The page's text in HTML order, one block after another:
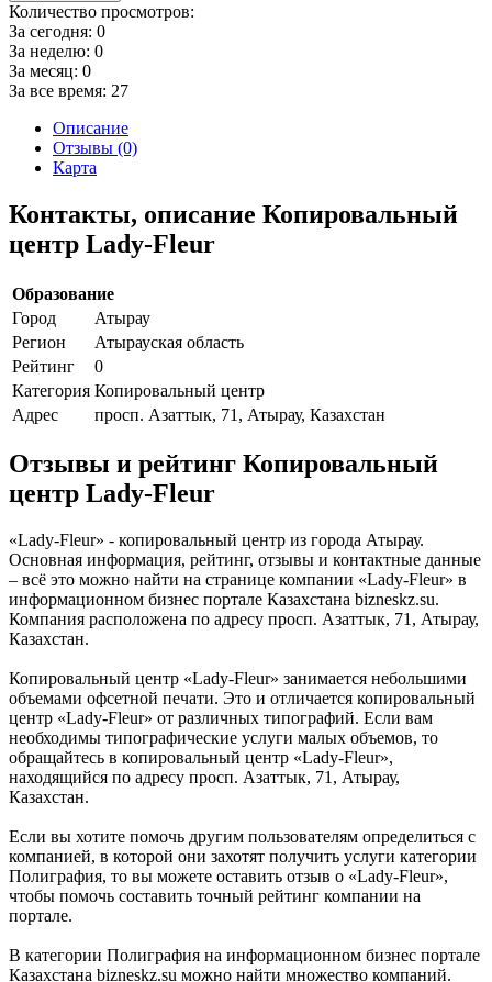
Количество просмотров:
За сегодня: 0
За неделю: 0
За месяц: 0
За все время: 27
Описание
Отзывы (0)
Карта
Контакты, описание Копировальный
центр Lady-Fleur
Образование
Город
Атырау
Регион
Атырауская область
Рейтинг
0
Категория Копировальный центр
Адрес
просп. Азаттык, 71, Атырау, Казахстан
Отзывы и рейтинг Копировальный
центр Lady-Fleur
«Lady-Fleur» - копировальный центр из города Атырау.
Основная информация, рейтинг, отзывы и контактные данные
– всё это можно найти на странице компании «Lady-Fleur» в
информационном бизнес портале Казахстана bizneskz.su.
Компания расположена по адресу просп. Азаттык, 71, Атырау,
Казахстан.
Копировальный центр «Lady-Fleur» занимается небольшими
объемами офсетной печати. Это и отличается копировальный
центр «Lady-Fleur» от различных типографий. Если вам
необходимы типографические услуги малых объемов, то
обращайтесь в копировальный центр «Lady-Fleur»,
находящийся по адресу просп. Азаттык, 71, Атырау,
Казахстан.
Если вы хотите помочь другим пользователям определиться с
компанией, в которой они захотят получить услуги категории
Полиграфия, то вы можете оставить отзыв о «Lady-Fleur»,
чтобы помочь составить точный рейтинг компании на
портале.
В категории Полиграфия на информационном бизнес портале
Казахстана bizneskz.su можно найти множество компаний.